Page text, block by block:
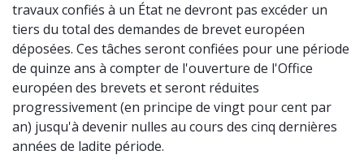
travaux confiés à un État ne devront pas excéder un
tiers du total des demandes de brevet européen
déposées. Ces tâches seront confiées pour une période
de quinze ans à compter de l'ouverture de l'Office
européen des brevets et seront réduites
progressivement (en principe de vingt pour cent par
an) jusqu'à devenir nulles au cours des cinq dernières
années de ladite période.